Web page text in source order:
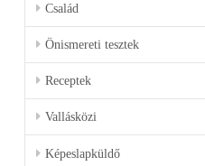
Család
Önismereti tesztek
Receptek
Vallásközi
Képeslapküldő